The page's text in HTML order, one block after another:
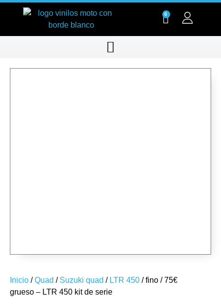
0
Inicio /Quad / Suzuki quad / LTR 450 / fino / 75€
grueso – LTR 450 kit de serie